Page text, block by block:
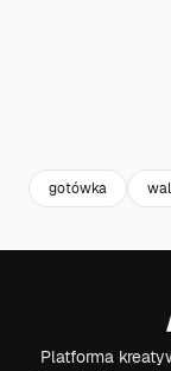
gotówka
Platforma